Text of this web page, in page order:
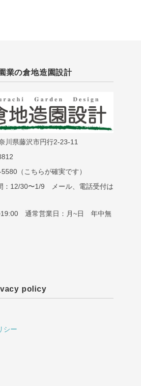
業の倉地造園設計
川県藤沢市円行2-23-11
（こちらが確実です）
：12/30〜1/9 メール、電話受付は
通常営業日：月~日 年中無
policy
シー